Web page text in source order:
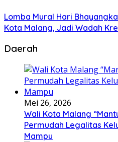
Lomba Mural Hari
Kota Malang, Jadi Wadah
Daerah
Mei 26, 2026
Wali Kota Malang
Permudah Legalitas
Mampu